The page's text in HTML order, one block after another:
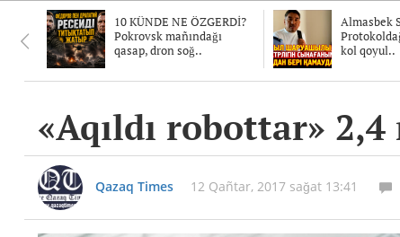
10 KÜNDE NE ÖZGERDİ?
Pokrovsk mañındağı
qasap, dron soğ..
Almasbek
kol qoyul..
«Aqıldı robottar» 2,4
Qazaq Times 12 Qañtar, 2017 sağat 13:41